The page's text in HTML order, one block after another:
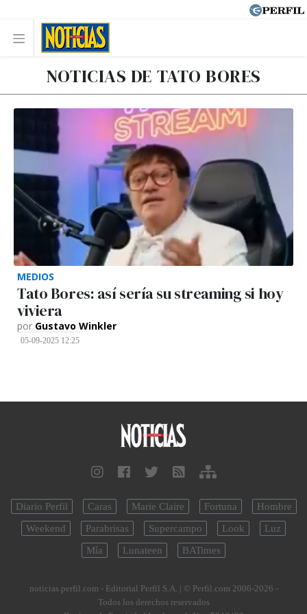
NOTICIAS DE TATO BORES
MEDIOS
Tato Bores: así sería su streaming si hoy
viviera
por Gustavo Winkler
05-09-2025 12:25
Diario Perfil Caras Marie Claire Fortuna
Hombre
Weekend
Parabrisas Supercampo Look
Luz
Mía
Lunateen BATimes
noticias.perfil.com - Editorial Perfil S.A. | © Perfil.com 2006-2026 -
Todos los derechos reservados